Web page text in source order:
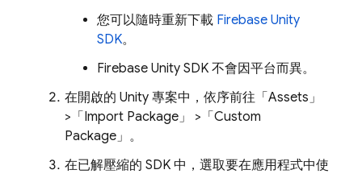
您可以隨時重新下載 Firebase Unity
SDK。
Firebase Unity SDK 不會因平台而異。
在開啟的 Unity 專案中，依序前往「Assets」
>「Import Package」
>「Custom
Package」 。
在已解壓縮的 SDK 中，選取要在應用程式中使